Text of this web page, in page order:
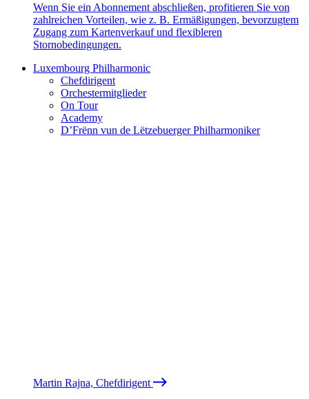
Wenn Sie ein Abonnement abschließen, profitieren Sie von
zahlreichen Vorteilen, wie z. B. Ermäßigungen, bevorzugtem
Zugang zum Kartenverkauf und flexibleren
Stornobedingungen.
Luxembourg Philharmonic
Chefdirigent
Orchestermitglieder
On Tour
Academy
D’Frënn vun de Lëtzebuerger Philharmoniker
Martin Rajna, Chefdirigent